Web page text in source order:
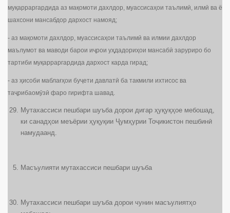
муқарраргардида аз мақомоти дахлдор, муассисаҳои таълимӣ, илмӣ ва ё
шахсони мансабдор дархост намояд;
- аз мақомоти дахлдор, муассисаҳои таълимӣ ва илмии дахлдор
маълумот ва маводи барои иҷрои уҳдадориҳои мансабӣ заруриро бо
тартиби муқарраргардида дархост карда гирад;
- аз ҳисоби маблағҳои буҷети давлатӣ ба такмили ихтисос ва
таҷрибаомӯзӣ фаро гирифта шавад.
Мутахассиси пешбари шуъба дорои дигар ҳуқуқҳое мебошад,
ки санадҳои меъёрии ҳуқуқии Ҷумҳурии Тоҷикистон пешбинӣ
намудаанд.
Масъулияти мутахассиси пешбари шуъба
Мутахассиси пешбари шуъба дорои чунин масъулиятҳо